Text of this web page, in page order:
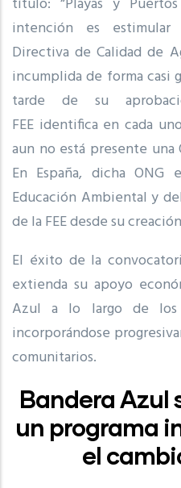
intención es
Directiva de Calidad de
incumplida de forma casi
tarde de su
FEE identifica en cada
aun no está presente una
En España, dicha ONG
Educación Ambiental y
de la FEE desde su
El éxito de la
extienda su apoyo
Azul a lo largo de los
incorporándose
comunitarios.
Bandera Azul
un programa
el